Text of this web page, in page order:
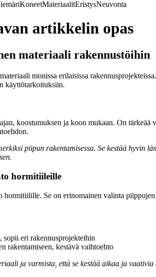
KoneetMateriaalitEristysNeuvonta
artikkelin opas
materiaali rakennustöihin
monissa erilaisissa
käyttötarkoituksiin.
koostumuksen ja koon mukaan. On
piipun rakentamisessa. Se kestää hyvin
hormitiileille
Se on erinomainen valinta
eri rakennusprojekteihin
rakentamiseen, kestävä vaihtoehto
ja varmista, että se kestää aikaa ja vaativia